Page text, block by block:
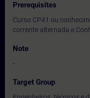
Prerequisites
Curso CP41 ou
corrente alternada e
Note
-
Target Group